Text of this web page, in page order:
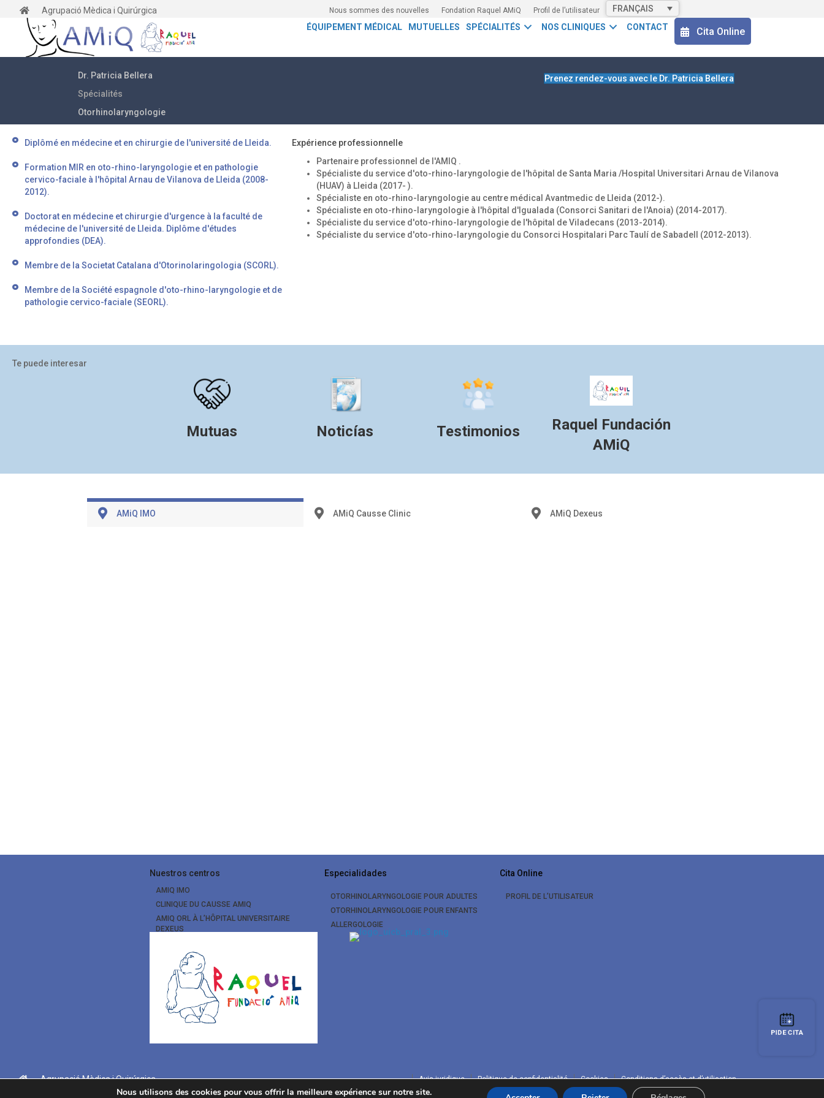
Agrupació Mèdica i Quirúrgica Nous sommes des nouvelles Fondation Raquel AMiQ Profil de l’utilisateur
FRANÇAIS
ÉQUIPEMENT MÉDICAL
MUTUELLES SPÉCIALITÉS NOS CLINIQUES CONTACT Cita Online
Dr. Patricia Bellera
Spécialités
Otorhinolaryngologie
Prenez rendez-vous avec le Dr. Patricia Bellera
Diplômé en médecine et en chirurgie de l'université de Lleida.
Formation MIR en oto-rhino-laryngologie et en pathologie
cervico-faciale à l'hôpital Arnau de Vilanova de Lleida (2008-
2012).
Doctorat en médecine et chirurgie d'urgence à la faculté de
médecine de l'université de Lleida. Diplôme d'études
approfondies (DEA).
Membre de la Societat Catalana d'Otorinolaringologia (SCORL).
Membre de la Société espagnole d'oto-rhino-laryngologie et de
pathologie cervico-faciale (SEORL).
Expérience professionnelle
Partenaire professionnel de l'AMIQ .
Spécialiste du service d'oto-rhino-laryngologie de l'hôpital de Santa Maria /Hospital Universitari Arnau de Vilanova
(HUAV) à Lleida (2017- ).
Spécialiste en oto-rhino-laryngologie au centre médical Avantmedic de Lleida (2012-).
Spécialiste en oto-rhino-laryngologie à l'hôpital d'Igualada (Consorci Sanitari de l'Anoia) (2014-2017).
Spécialiste du service d'oto-rhino-laryngologie de l'hôpital de Viladecans (2013-2014).
Spécialiste du service d'oto-rhino-laryngologie du Consorci Hospitalari Parc Taulí de Sabadell (2012-2013).
Te puede interesar
Mutuas Noticías Testimonios
Raquel Fundación
AMiQ
AMiQ IMO AMiQ Causse Clinic AMiQ Dexeus
Nuestros centros
AMIQ IMO
CLINIQUE DU CAUSSE AMIQ
AMIQ ORL À L’HÔPITAL UNIVERSITAIRE
DEXEUS
Especialidades
OTORHINOLARYNGOLOGIE POUR ADULTES
OTORHINOLARYNGOLOGIE POUR ENFANTS
ALLERGOLOGIE
Cita Online
PROFIL DE L’UTILISATEUR
PIDE CITA
Agrupació Mèdica i Quirúrgica Avis juridique Politique de confidentialité Cookies Conditions d’accès et d’utilisation
Lupsys Technology
Nous utilisons des cookies pour vous offrir la meilleure expérience sur notre site.